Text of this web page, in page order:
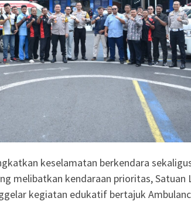
keselamatan berkendara
melibatkan kendaraan prioritas, Satuan
kegiatan edukatif bertajuk